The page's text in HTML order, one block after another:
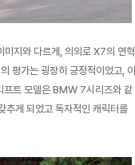
지와 다르게, 의외로 X7의 연혁
평가는 굉장히 긍정적이었고, 이
트 모델은 BMW 7시리즈와 같
추게 되었고 독자적인 캐릭터를